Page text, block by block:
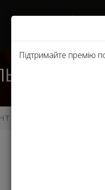
НОМІНАЦІЇ
Номінується кращий
Підтримайте премію